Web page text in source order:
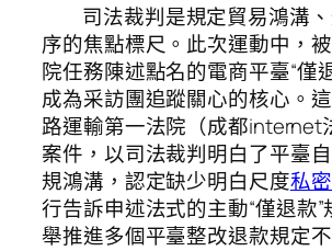
司法裁判是規定貿易鴻溝
序的焦點標尺。此次運動中，
院任務陳述點名的電商平臺“僅
成為采訪團追蹤關心的核心。
路運輸第一法院（成都internet
案件，以司法裁判明白了平臺
規鴻溝，認定缺少明白尺度私
行告訴申述法式的主動“僅退款
舉推進多個平臺整改退款規定